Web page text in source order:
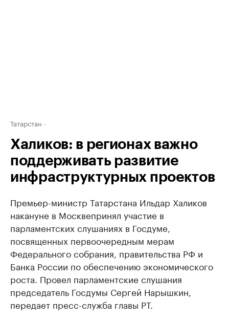
Татарстан
Халиков: в регионах важно
поддерживать развитие
инфраструктурных проектов
Премьер-министр Татарстана Ильдар Халиков
накануне в Москвепринял участие в
парламентских слушаниях в Госдуме,
посвященных первоочередным мерам
Федерального собрания, правительства РФ и
Банка России по обеспечению экономического
роста. Провел парламентские слушания
председатель Госдумы Сергей Нарышкин,
передает пресс-служба главы РТ.